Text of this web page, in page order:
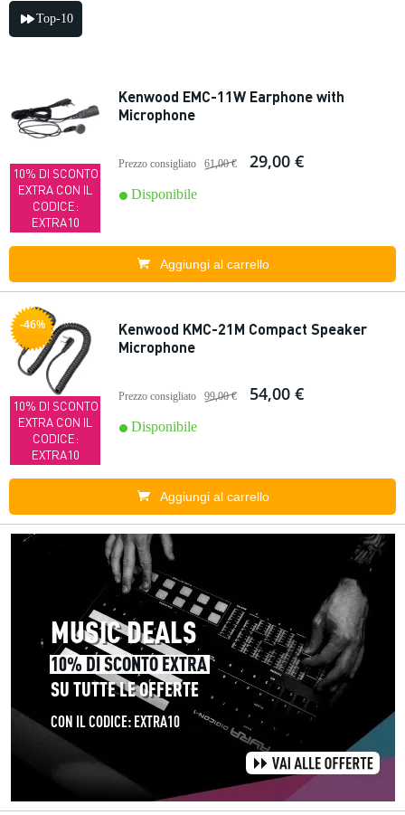
Top-10
10% DI SCONTO
EXTRA CON IL
CODICE:
EXTRA10
Kenwood EMC-11W Earphone with
Microphone
Prezzo consigliato 61,00 € 29,00 €
Disponibile
Aggiungi al carrello
-46%
10% DI SCONTO
EXTRA CON IL
CODICE:
EXTRA10
Kenwood KMC-21M Compact Speaker
Microphone
Prezzo consigliato 99,00 € 54,00 €
Disponibile
Aggiungi al carrello